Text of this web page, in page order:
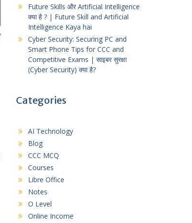
Future Skills और Artificial Intelligence
क्या है ? | Future Skill and Artificial
Intelligence Kaya hai
Cyber Security: Securing PC and
Smart Phone Tips for CCC and
Competitive Exams | साइबर सुरक्षा
(Cyber Security) क्या है?
Categories
AI Technology
Blog
CCC MCQ
Courses
Libre Office
Notes
O Level
Online Income